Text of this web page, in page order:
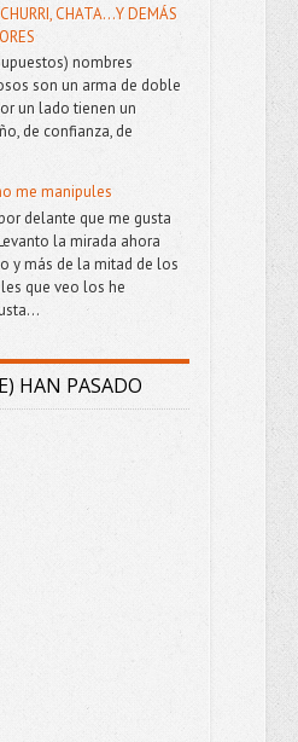
CHATA...Y DEMÁS
nombres
son un arma de doble
un lado tienen un
de confianza, de
me manipules
delante que me gusta
la mirada ahora
y más de la mitad de los
que veo los he
HAN PASADO